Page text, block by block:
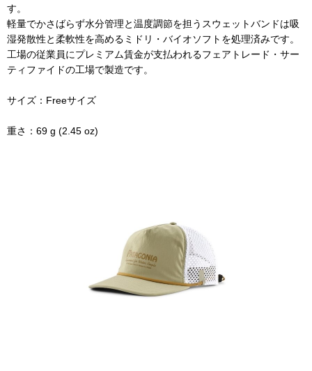
す。
軽量でかさばらず水分管理と温度調節を担うスウェットバンドは吸
湿発散性と柔軟性を高めるミドリ・バイオソフトを処理済みです。
工場の従業員にプレミアム賃金が支払われるフェアトレード・サー
ティファイドの工場で製造です。
サイズ：Freeサイズ
重さ：69 g (2.45 oz)